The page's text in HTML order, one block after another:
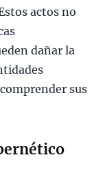
actos no
dañar la
sus